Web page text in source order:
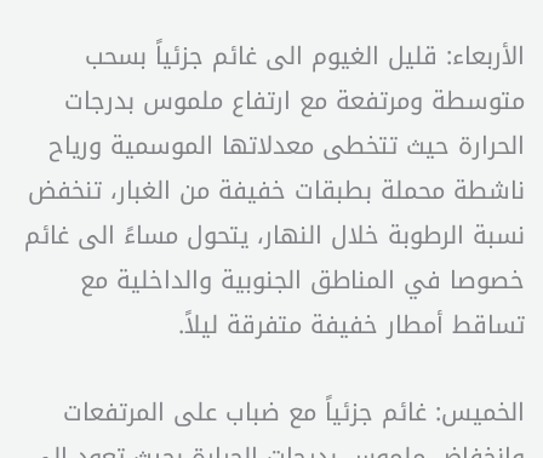
الأربعاء: قليل الغيوم الى غائم جزئياً بسحب
متوسطة ومرتفعة مع ارتفاع ملموس بدرجات
الحرارة حيث تتخطى معدلاتها الموسمية ورياح
ناشطة محملة بطبقات خفيفة من الغبار، تنخفض
نسبة الرطوبة خلال النهار، يتحول مساءً الى غائم
خصوصا في المناطق الجنوبية والداخلية مع
تساقط أمطار خفيفة متفرقة ليلاً.
الخميس: غائم جزئياً مع ضباب على المرتفعات